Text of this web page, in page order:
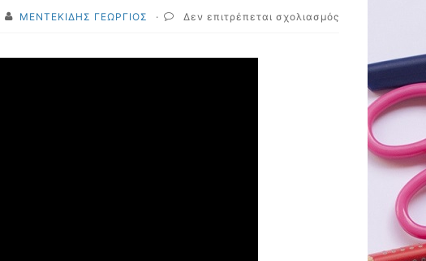
ΜΕΝΤΕΚΙΔΗΣ ΓΕΩΡΓΙΟΣ · Δεν επιτρέπεται σχολιασμός
καταβολές
Κομμουνισμού
(ομιλία